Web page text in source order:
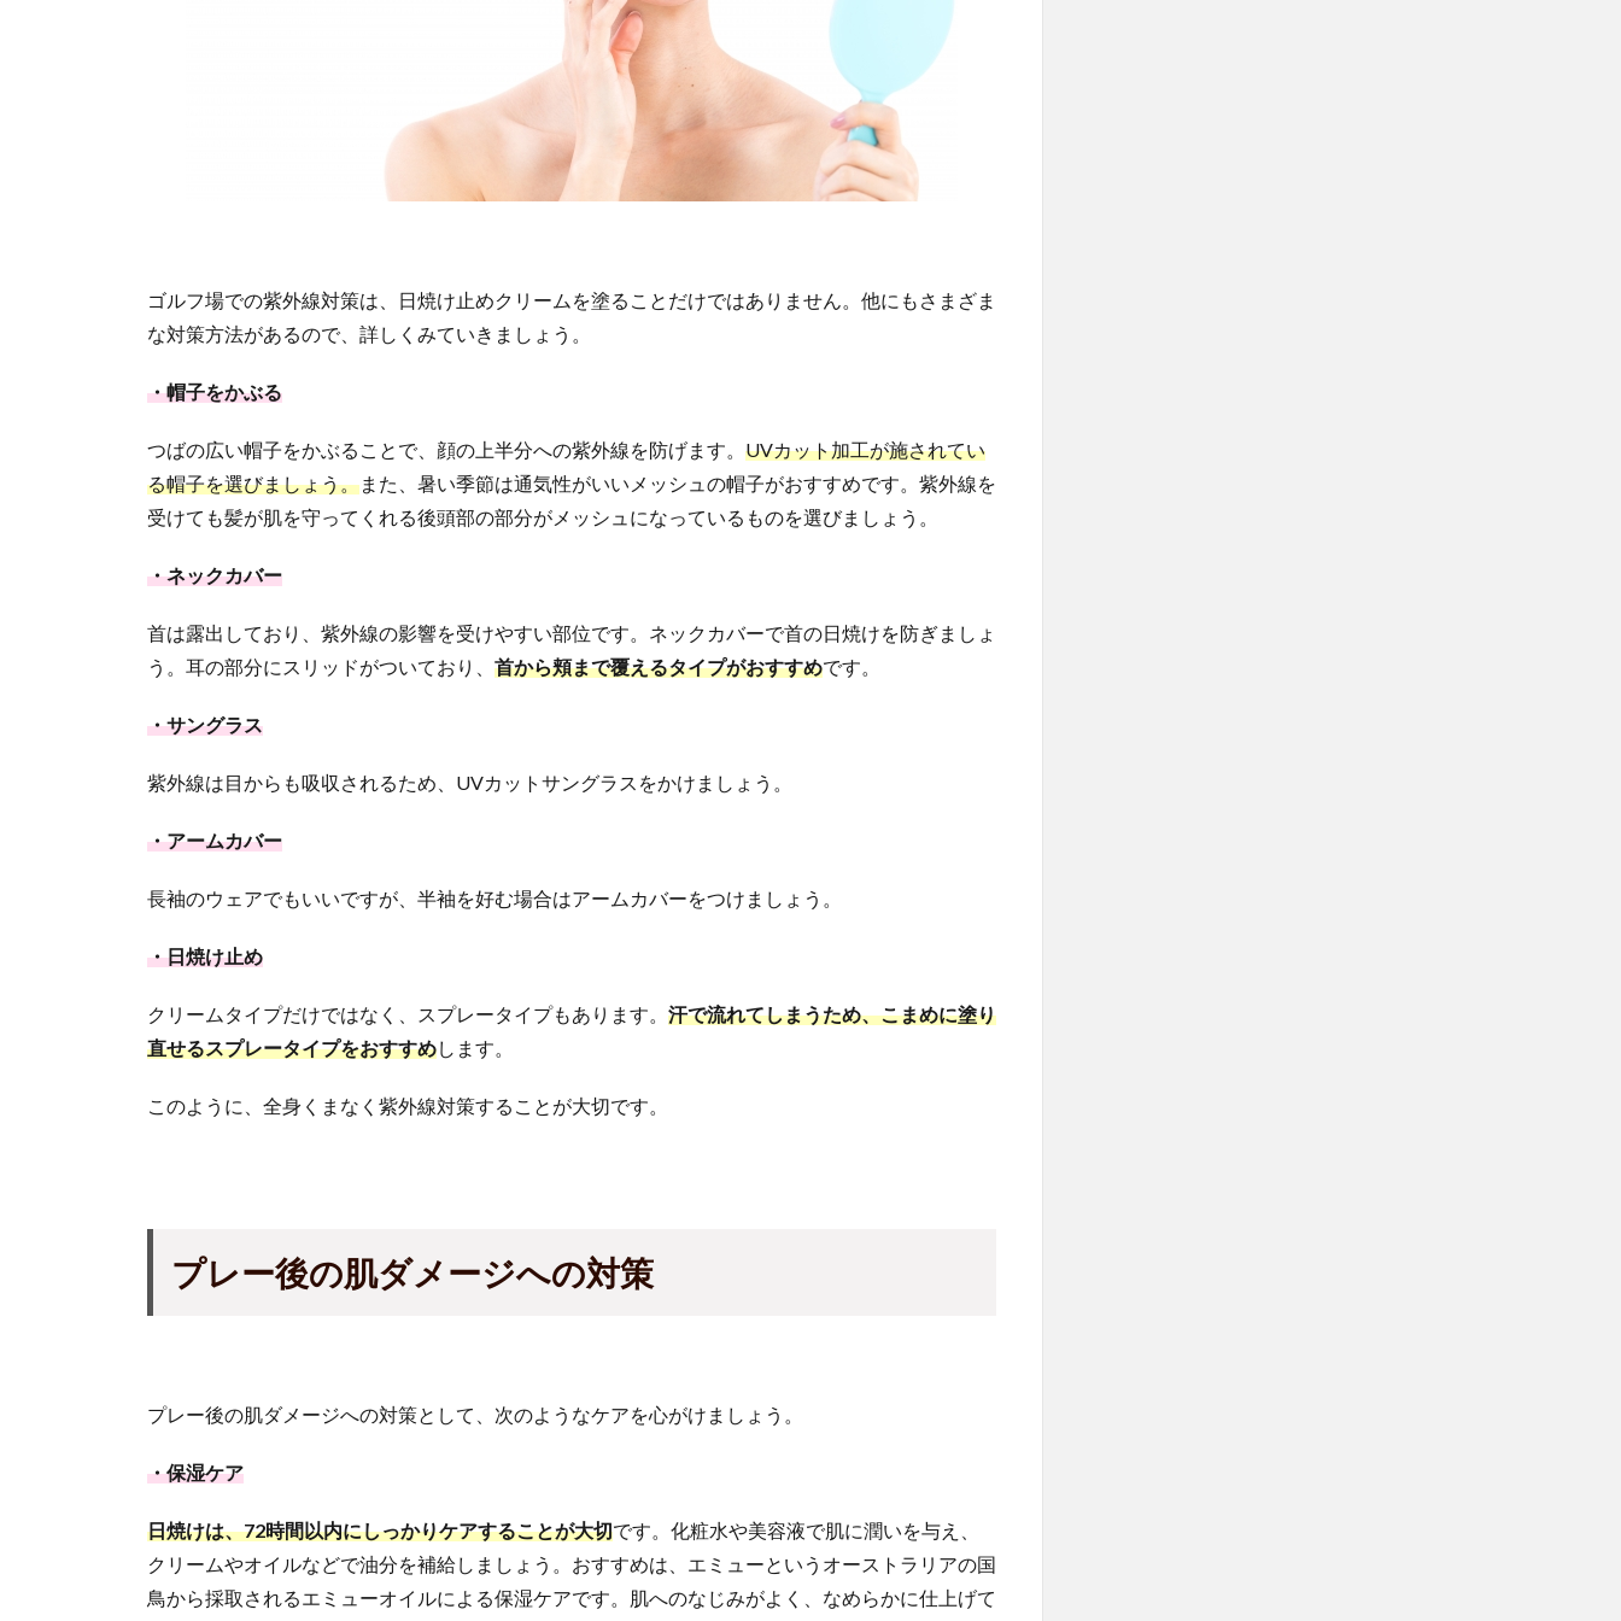
ゴルフ場での紫外線対策は、日焼け止めクリームを塗ることだけではありません。他にもさまざま
な対策方法があるので、詳しくみていきましょう。
・帽子をかぶる
つばの広い帽子をかぶることで、顔の上半分への紫外線を防げます。 UVカット加工が施されてい
る帽子を選びましょう。また、暑い季節は通気性がいいメッシュの帽子がおすすめです。紫外線を
受けても髪が肌を守ってくれる後頭部の部分がメッシュになっているものを選びましょう。
・ネックカバー
首は露出しており、紫外線の影響を受けやすい部位です。ネックカバーで首の日焼けを防ぎましょ
う。耳の部分にスリッドがついており、 首から頬まで覆えるタイプがおすすめです。
・サングラス
紫外線は目からも吸収されるため、UVカットサングラスをかけましょう。
・アームカバー
長袖のウェアでもいいですが、半袖を好む場合はアームカバーをつけましょう。
・日焼け止め
クリームタイプだけではなく、スプレータイプもあります。 汗で流れてしまうため、こまめに塗り
直せるスプレータイプをおすすめします。
このように、全身くまなく紫外線対策することが大切です。
プレー後の肌ダメージへの対策
プレー後の肌ダメージへの対策として、次のようなケアを心がけましょう。
・保湿ケア
日焼けは、72時間以内にしっかりケアすることが大切です。化粧水や美容液で肌に潤いを与え、
クリームやオイルなどで油分を補給しましょう。おすすめは、エミューというオーストラリアの国
鳥から採取されるエミューオイルによる保湿ケアです。肌へのなじみがよく、なめらかに仕上げて